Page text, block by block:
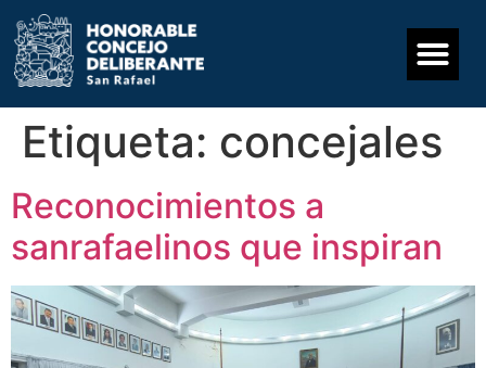
Etiqueta: concejales
Reconocimientos a
sanrafaelinos que inspiran